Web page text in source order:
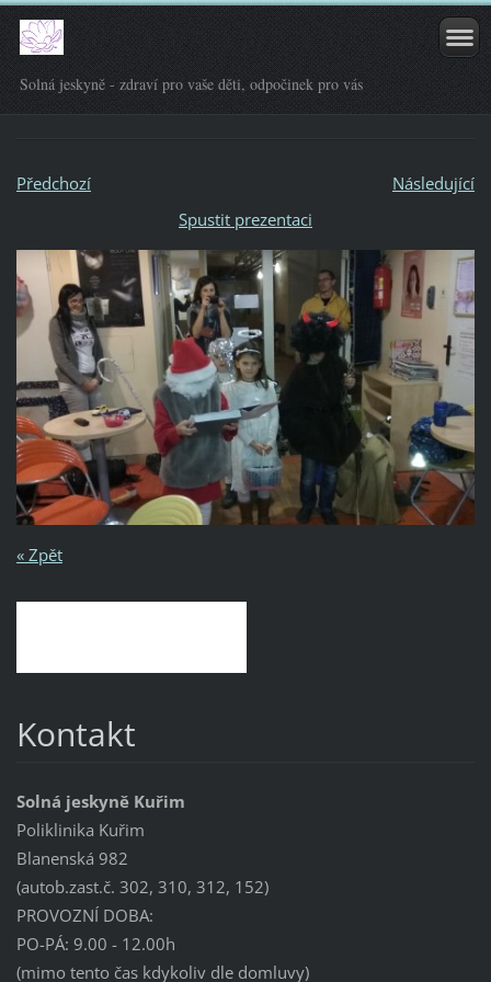
Solná jeskyně - zdraví pro vaše děti, odpočinek pro vás
Předchozí
Následující
Spustit prezentaci
« Zpět
Kontakt
Solná jeskyně Kuřim
Poliklinika Kuřim
Blanenská 982
(autob.zast.č. 302, 310, 312, 152)
PROVOZNÍ DOBA:
PO-PÁ: 9.00 - 12.00h
(mimo tento čas kdykoliv dle domluvy)